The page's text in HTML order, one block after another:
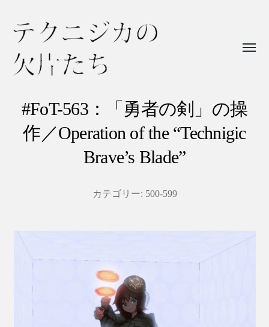
ク
ニ
ジ
た
#FoT-563：「勇者の剣」の操
作／Operation of the “Technigic
Brave’s Blade”
カテゴリー: 500-599